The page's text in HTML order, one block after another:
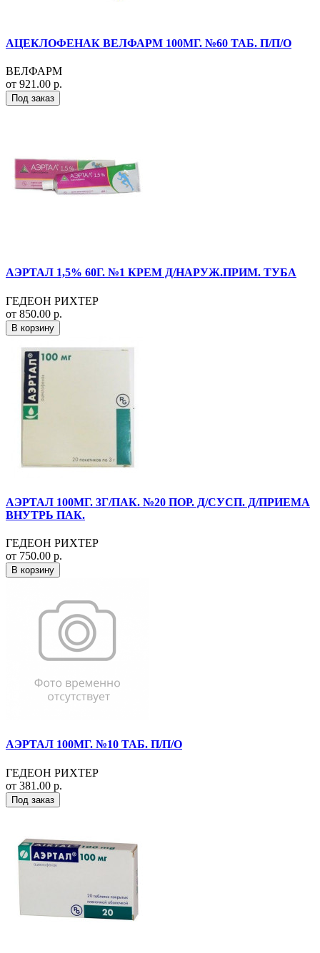
АЦЕКЛОФЕНАК ВЕЛФАРМ 100МГ. №60 ТАБ. П/П/О
ВЕЛФАРМ
от 921.00 р.
Под заказ
АЭРТАЛ 1,5% 60Г. №1 КРЕМ Д/НАРУЖ.ПРИМ. ТУБА
ГЕДЕОН РИХТЕР
от 850.00 р.
В корзину
АЭРТАЛ 100МГ. 3Г/ПАК. №20 ПОР. Д/СУСП. Д/ПРИЕМА
ВНУТРЬ ПАК.
ГЕДЕОН РИХТЕР
от 750.00 р.
В корзину
АЭРТАЛ 100МГ. №10 ТАБ. П/П/О
ГЕДЕОН РИХТЕР
от 381.00 р.
Под заказ